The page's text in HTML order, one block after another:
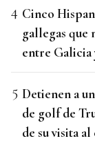
Cinco
gallegas que
entre
Detienen a
de golf de
de su visita